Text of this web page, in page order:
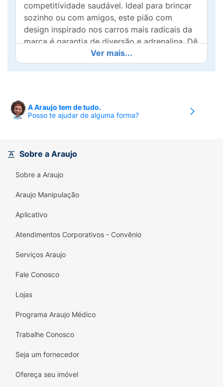
competitividade saudável. Ideal para brincar
sozinho ou com amigos, este pião com
design inspirado nos carros mais radicais da
marca é garantia de diversão e adrenalina. Dê
a largada nessa brincadeira cheia de luz e
movimento!
Ver mais...
A Araujo tem de tudo.
Posso te ajudar de alguma forma?
Sobre a Araujo
Sobre a Araujo
Araujo Manipulação
Aplicativo
Atendimentos Corporativos - Convênio
Serviços Araujo
Fale Conosco
Lojas
Programa Araujo Médico
Trabalhe Conosco
Seja um fornecedor
Ofereça seu imóvel